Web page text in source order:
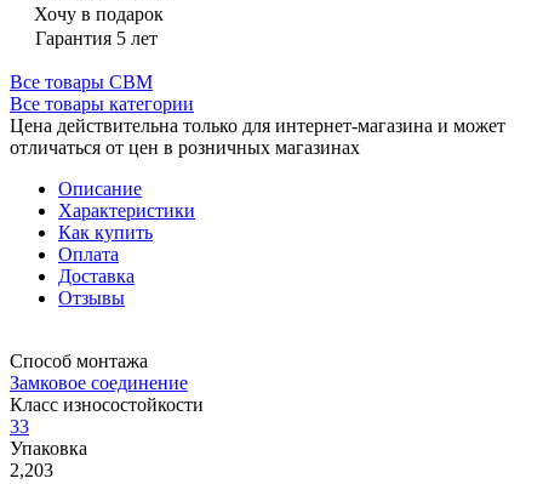
Хочу в подарок
Гарантия 5 лет
Все товары CBM
Все товары категории
Цена действительна только для интернет-магазина и может
отличаться от цен в розничных магазинах
Описание
Характеристики
Как купить
Оплата
Доставка
Отзывы
Способ монтажа
Замковое соединение
Класс износостойкости
33
Упаковка
2,203